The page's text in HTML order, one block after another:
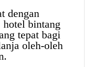
dengan
hotel bintang
tepat bagi
oleh-oleh